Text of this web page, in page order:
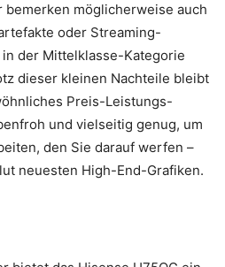
bemerken möglicherweise auch
oder Streaming-
der Mittelklasse-Kategorie
dieser kleinen Nachteile bleibt
Preis-Leistungs-
und vielseitig genug, um
den Sie darauf werfen –
neuesten High-End-Grafiken.